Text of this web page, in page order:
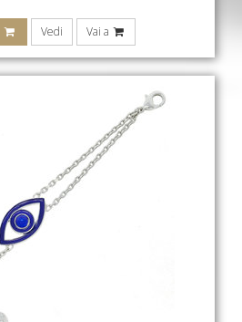
Vedi Vai a